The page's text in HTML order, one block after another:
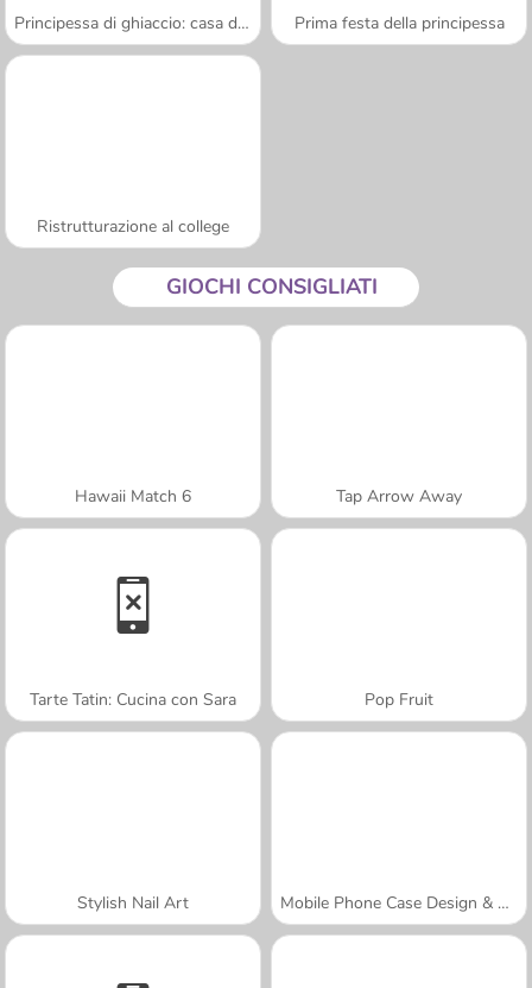
Principessa di ghiaccio: casa delle bambole Prima festa della principessa
Ristrutturazione al college
GIOCHI CONSIGLIATI
Hawaii Match 6 Tap Arrow Away
Tarte Tatin: Cucina con Sara Pop Fruit
Stylish Nail Art Mobile Phone Case Design & DIY